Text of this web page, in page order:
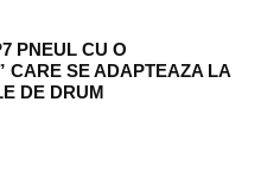
PNEUL CU O
CARE SE ADAPTEAZA LA
DE DRUM